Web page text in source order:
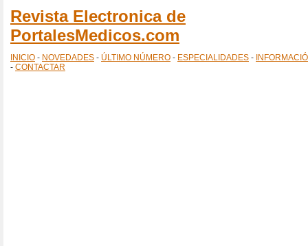
Revista Electronica de
PortalesMedicos.com
INICIO - NOVEDADES - ÚLTIMO NÚMERO - ESPECIALIDADES -
- CONTACTAR